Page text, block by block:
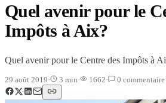
Quel avenir pour le
Impôts à Aix?
Quel avenir pour le Centre des Impôts à
29 août 2019· 3 min· 1662· 0 commentaire